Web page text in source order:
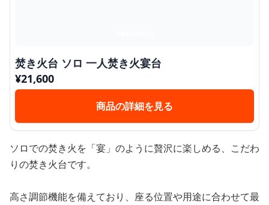
焚き火台 ソロ 一人焚き火宴台
¥21,600
商品の詳細を見る
ソロでの焚き火を「宴」のように贅沢に楽しめる、こだわ
りの焚き火台です。
高さ調節機能を備えており、座る位置や用途に合わせて最